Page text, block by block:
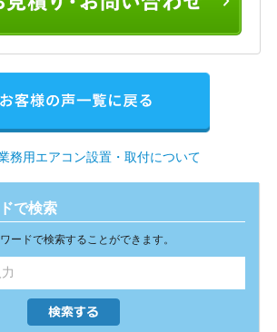
務用エアコン設置・取付について
で検索
ードで検索することができます。